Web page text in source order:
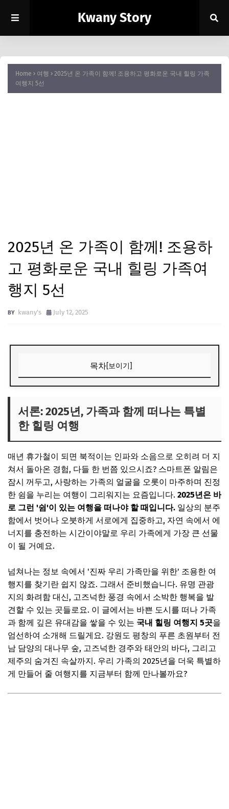
Kwany Story
Home 여행
2025년 온 가족이 함께! 조용하고 평화로운 국내 힐링 가족
여행지 5선
2025년 온 가족이 함께! 조용하
고 평화로운 국내 힐링 가족여
행지 5선
kwany's July 12, 2025
목차[보이기]
우리 가족에게 딱 맞는 힐링 여행지 선정 기준
1. 자연과의 깊은 교감
2. 프라이빗한 휴식 공간
3. 모든 세대를 아우르는 만족도
4. 너무 멀지 않은, 편리한 접근성
추천 1: 대관령의 푸른 초원, 강원도 평창
사계절 내내 눈과 마음이 편안한 곳
가족과 함께라면, 이런 코스는 어떠세요?
머무는 공간마저 힐링, 추천 숙소
바람이 전하는 자연의 위로
느리게 걷는 즐거움, 추천 코스
고즈넉한 하룻밤, 추천 숙소
추천 3: 역사가 숨 쉬는 고즈넉함, 경주 외곽
시끌벅적함을 벗어난 진짜 경주
서론: 2025년, 가족과 함께 떠나는 특별
한 힐링 여행
매년 휴가철이 되면 북적이는 인파와 소음으로 오히려 더 지
쳐서 돌아온 경험, 다들 한 번쯤 있으시죠? 스마트폰 알림은
잠시 꺼두고, 사랑하는 가족의 얼굴을 오롯이 마주하며 진정
한 쉼을 누리는 여행이 그리워지는 요즘입니다. 2025년은 바
로 그런 '쉼'이 있는 여행을 떠나야 할 때입니다. 일상의 분주
함에서 벗어나 오붓하게 서로에게 집중하고, 자연 속에서 에
너지를 충전하는 시간이야말로 우리 가족에게 가장 큰 선물
이 될 거예요.
넘쳐나는 정보 속에서 '진짜 우리 가족만을 위한' 조용한 여
행지를 찾기란 쉽지 않죠. 그래서 준비했습니다. 유명 관광
지의 화려함 대신, 고즈넉한 풍경 속에서 소박한 행복을 발
견할 수 있는 곳들로요. 이 글에서는 바쁜 도시를 떠나 가족
과 함께 깊은 유대감을 쌓을 수 있는 국내 힐링 여행지 5곳을
엄선하여 소개해 드릴게요. 강원도 평창의 푸른 초원부터 전
남 담양의 대나무 숲, 고즈넉한 경주와 태안의 바다, 그리고
제주의 숨겨진 속살까지. 우리 가족의 2025년을 더욱 특별하
게 만들어 줄 여행지를 지금부터 함께 만나볼까요?